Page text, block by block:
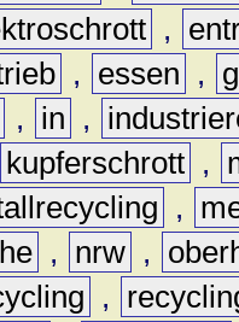
,
, essen ,
, in ,
kupferschrott ,
,
, nrw ,
,